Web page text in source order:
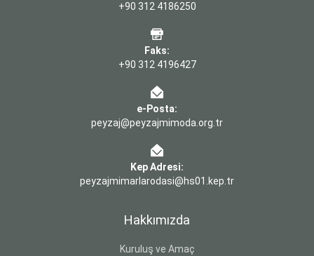
+90 312 4186250
Faks:
+90 312 4196427
e-Posta:
peyzaj@peyzajmimoda.org.tr
Kep Adresi:
peyzajmimarlarodasi@hs01.kep.tr
Hakkımızda
Kuruluş ve Amaç